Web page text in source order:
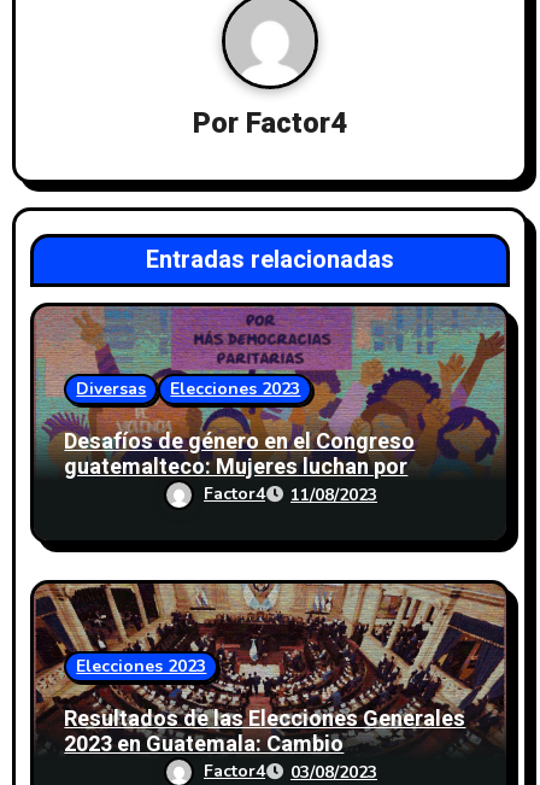
Por Factor4
Entradas relacionadas
Diversas Elecciones 2023
Desafíos de género en el Congreso
guatemalteco: Mujeres luchan por
mayor representación
Factor4 11/08/2023
Elecciones 2023
Resultados de las Elecciones Generales
2023 en Guatemala: Cambio
Significativo en el Congreso
Factor4 03/08/2023